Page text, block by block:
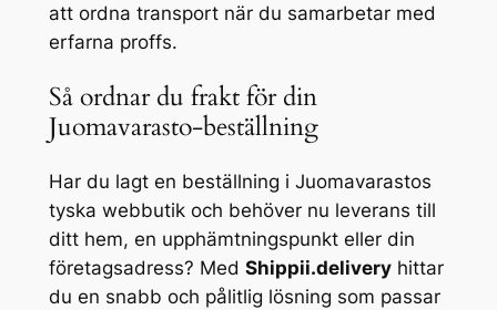
att ordna transport när du samarbetar med
erfarna proffs.
Så ordnar du frakt för din
Juomavarasto-beställning
Har du lagt en beställning i Juomavarastos
tyska webbutik och behöver nu leverans till
ditt hem, en upphämtningspunkt eller din
företagsadress? Med Shippii.deliveryhittar
du en snabb och pålitlig lösning som passar